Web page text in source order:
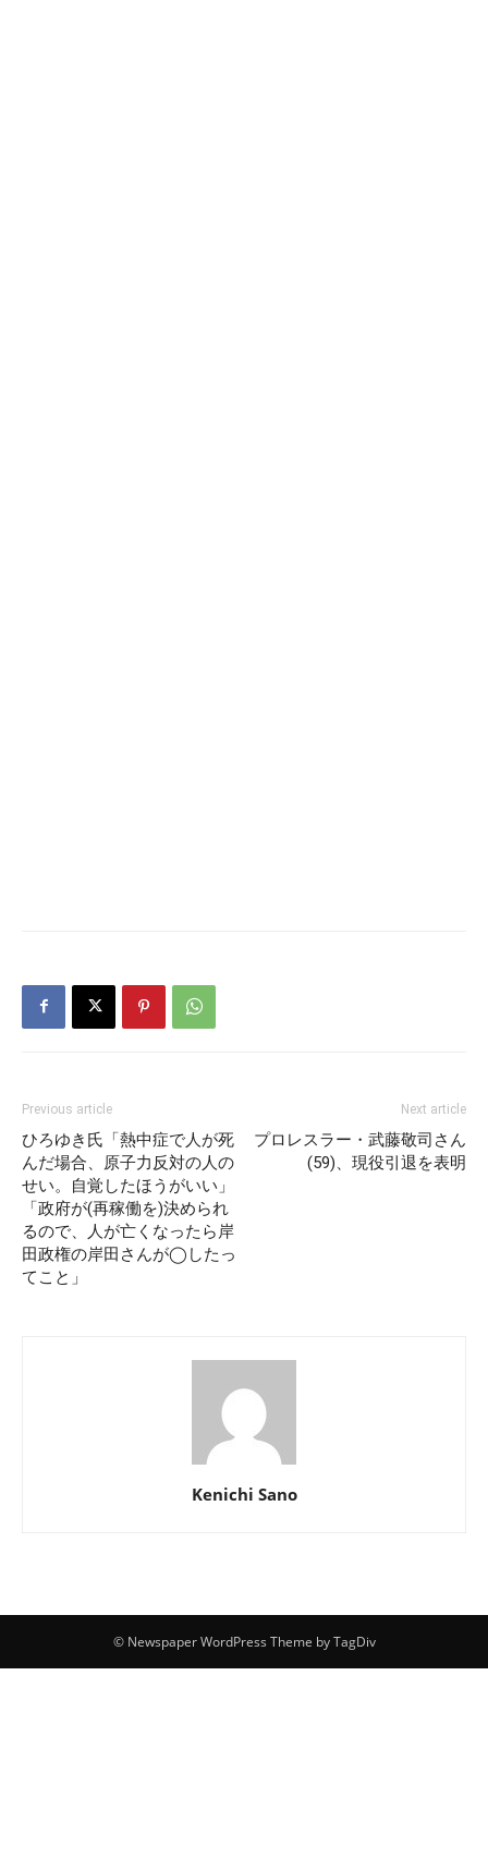
Previous article
ひろゆき氏「熱中症で人が死
んだ場合、原子力反対の人の
せい。自覚したほうがいい」
「政府が(再稼働を)決められ
るので、人が亡くなったら岸
田政権の岸田さんが◯したっ
てこと」
Next article
プロレスラー・武藤敬司さん
(59)、現役引退を表明
Kenichi Sano
© Newspaper WordPress Theme by TagDiv